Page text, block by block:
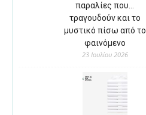
παραλίες που…
τραγουδούν και το
μυστικό πίσω από το
φαινόμενο
23 Ιουλίου 2026